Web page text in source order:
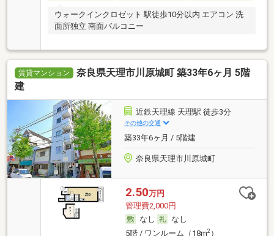
ウォークインクロゼット 駅徒歩10分以内 エアコン 洗
面所独立 南面バルコニー
賃貸マンション
奈良県天理市川原城町 築33年6ヶ月 5階
建
近鉄天理線 天理駅 徒歩3分
その他の交通
築33年6ヶ月 / 5階建
奈良県天理市川原城町
2.50万円
管理費2,000円
なし
なし
5階 / ワンルーム（18m2）